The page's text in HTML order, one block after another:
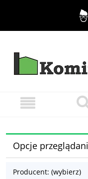
Opcje
Producent: (wybierz)